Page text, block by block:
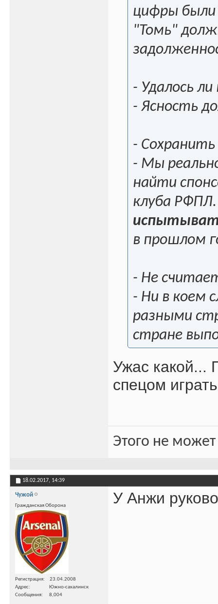
цифры были
"Томь"
- Удалось
- Ясность
-
- Мы
найти
клуба
в прошлом
- Не
- Ни в коем
разными
стране
Ужас какой...
спецом
Этого не
18.02.2017, 14:39
Чужой
Гражданская Оборона
Регистрация
23.04.2008
Адрес
Южно-сахалинск
Сообщения
8,004
У Анжи